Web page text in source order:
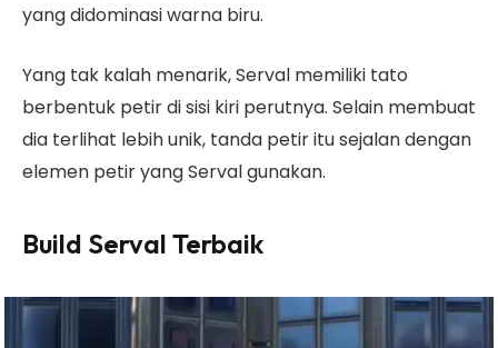
yang didominasi warna biru.
Yang tak kalah menarik, Serval memiliki tato
berbentuk petir di sisi kiri perutnya. Selain membuat
dia terlihat lebih unik, tanda petir itu sejalan dengan
elemen petir yang Serval gunakan.
Build Serval Terbaik